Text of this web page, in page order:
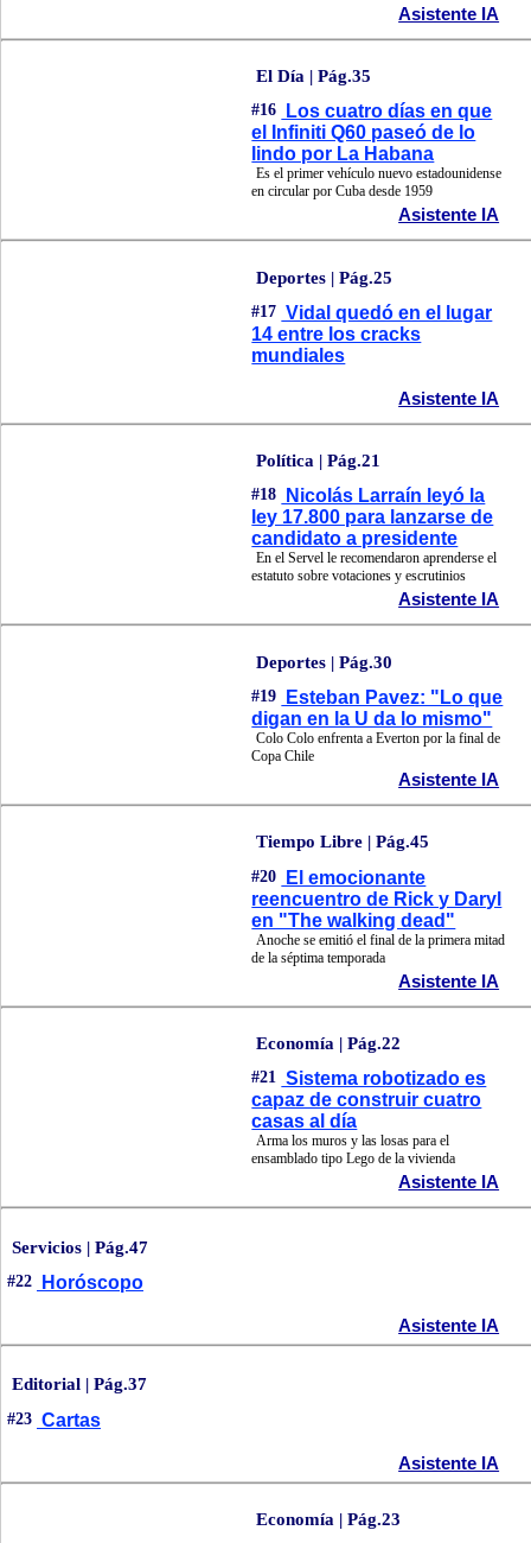
Asistente IA
El Día | Pág.35
#16
Los cuatro días en que
el Infiniti Q60 paseó de lo
lindo por La Habana
Es el primer vehículo nuevo estadounidense
en circular por Cuba desde 1959
Asistente IA
Deportes | Pág.25
#17 Vidal quedó en el lugar
14 entre los cracks
mundiales
Asistente IA
Política | Pág.21
#18
Nicolás Larraín leyó la
ley 17.800 para lanzarse de
candidato a presidente
En el Servel le recomendaron aprenderse el
estatuto sobre votaciones y escrutinios
Asistente IA
Deportes | Pág.30
#19
Esteban Pavez: "Lo que
digan en la U da lo mismo"
Colo Colo enfrenta a Everton por la final de
Copa Chile
Asistente IA
Tiempo Libre | Pág.45
#20
El emocionante
reencuentro de Rick y Daryl
en "The walking dead"
Anoche se emitió el final de la primera mitad
de la séptima temporada
Asistente IA
Economía | Pág.22
#21 Sistema robotizado es
capaz de construir cuatro
casas al día
Arma los muros y las losas para el
ensamblado tipo Lego de la vivienda
Asistente IA
Servicios | Pág.47
#22 Horóscopo
Asistente IA
Editorial | Pág.37
#23 Cartas
Asistente IA
Economía | Pág.23